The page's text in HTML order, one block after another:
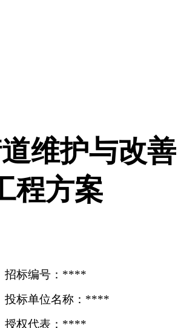
维护与改善
程方案
招标编号：****
投标单位名称：****
授权代表：****